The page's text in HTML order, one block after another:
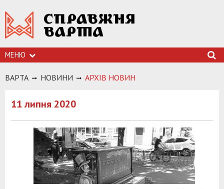
МЕНЮ
ВАРТА НОВИНИ АРХIВ НОВИН
11 липня 2020